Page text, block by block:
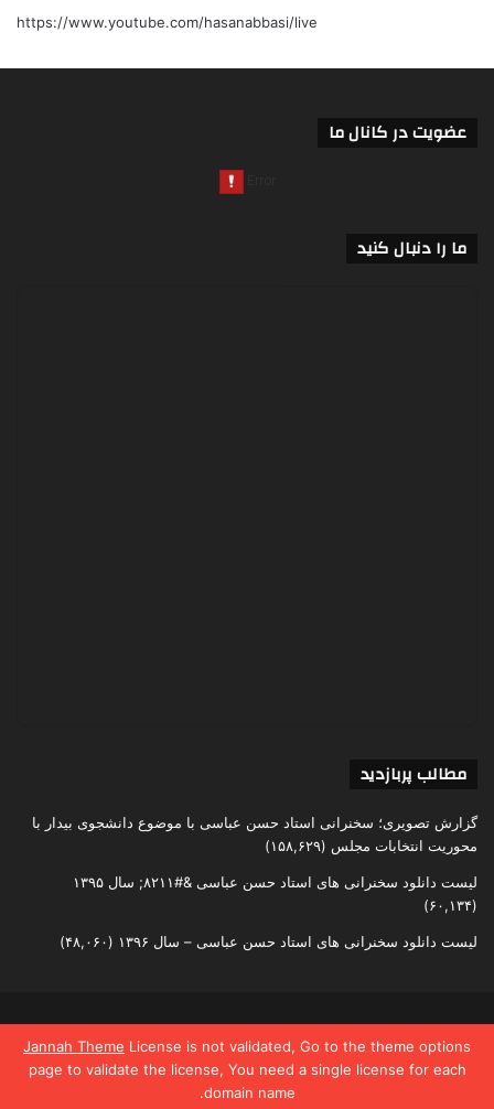
Jannah Theme License is not validated, Go to the theme options
page to validate the license, You need a single license for each
domain name.
https://www.youtube.com/hasanabbasi/live
عضویت در کانال ما
ما را دنبال کنید
مطالب پربازدید
گزارش تصویری؛ سخنرانی استاد حسن عباسی با موضوع دانشجوی بیدار با
محوریت انتخابات مجلس (۱۵۸,۶۲۹)
لیست دانلود سخنرانی های استاد حسن عباسی &#۸۲۱۱; سال ۱۳۹۵
(۶۰,۱۳۴)
لیست دانلود سخنرانی های استاد حسن عباسی – سال ۱۳۹۶ (۴۸,۰۶۰)